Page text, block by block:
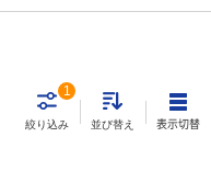
絞り込み
1
並び替え 表示切替